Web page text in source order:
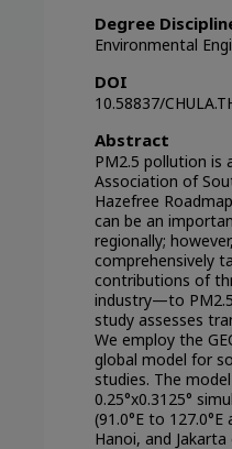
Degree
Environmental
DOI
10.58837/
Abstract
PM2.5 pollution is
Association of
Hazefree
can be an
regionally;
comprehensively
contributions of
industry—to
study assesses
We employ the
global model for
studies. The
0.25°x0.3125°
(91.0°E to
Hanoi, and